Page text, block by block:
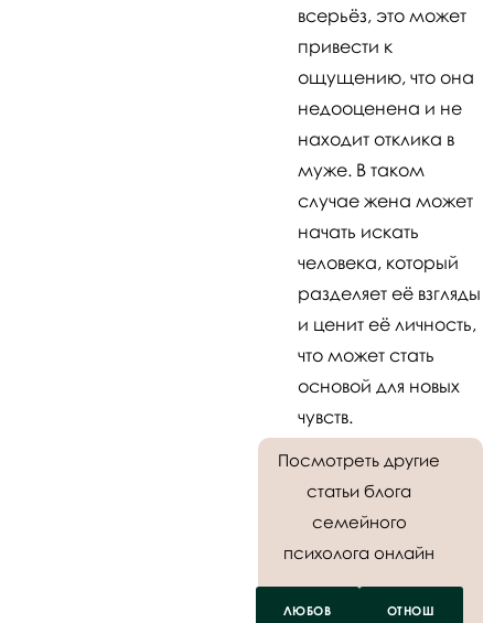
всерьёз, это может
привести к
ощущению, что она
недооценена и не
находит отклика в
муже. В таком
случае жена может
начать искать
человека, который
разделяет её взгляды
и ценит её личность,
что может стать
основой для новых
чувств.
Посмотреть другие
статьи блога
семейного
психолога онлайн
ЛЮБОВ ОТНОШ